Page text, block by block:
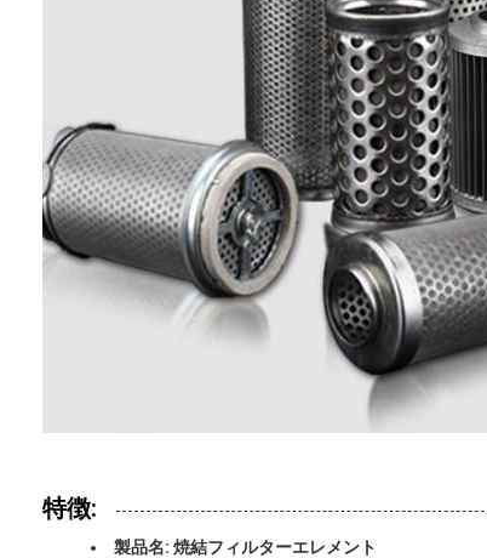
特徴:
製品名: 焼結フィルターエレメント